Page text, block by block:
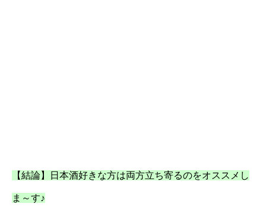
【結論】日本酒好きな方は両方立ち寄るのをオススメし
ま～す♪